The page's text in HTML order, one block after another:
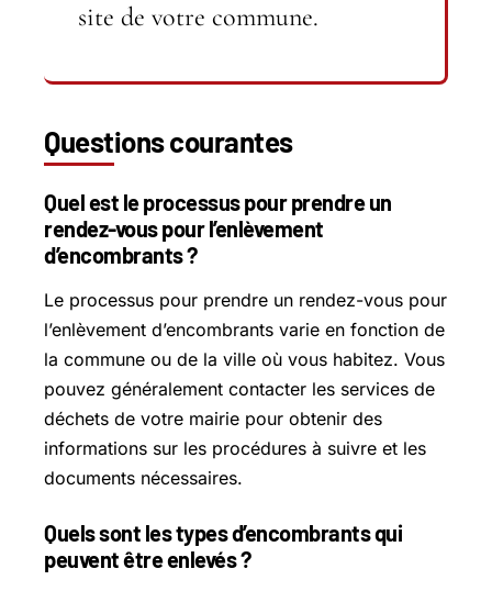
site de votre commune.
Questions courantes
Quel est le processus pour prendre un
rendez-vous pour l’enlèvement
d’encombrants ?
Le processus pour prendre un rendez-vous pour
l’enlèvement d’encombrants varie en fonction de
la commune ou de la ville où vous habitez. Vous
pouvez généralement contacter les services de
déchets de votre mairie pour obtenir des
informations sur les procédures à suivre et les
documents nécessaires.
Quels sont les types d’encombrants qui
peuvent être enlevés ?